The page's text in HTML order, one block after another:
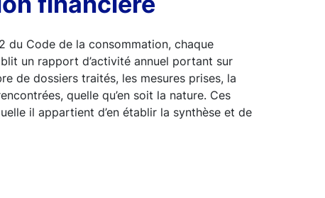
du Code de la consommation, chaque
un rapport d’activité annuel portant sur
de dossiers traités, les mesures prises, la
quelle qu’en soit la nature. Ces
il appartient d’en établir la synthèse et de